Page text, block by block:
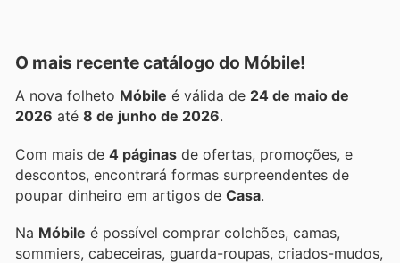
O mais recente catálogo do Móbile!
A nova folheto Móbile é válida de 24 de maio de
2026 até 8 de junho de 2026.
Com mais de 4 páginas de ofertas, promoções, e
descontos, encontrará formas surpreendentes de
poupar dinheiro em artigos de Casa.
Na Móbile é possível comprar colchões, camas,
sommiers, cabeceiras, guarda-roupas, criados-mudos,